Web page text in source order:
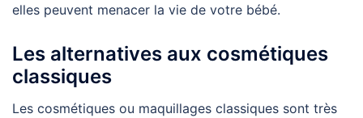
elles peuvent menacer la vie de votre bébé.
Les alternatives aux cosmétiques
classiques
Les cosmétiques ou maquillages classiques sont très